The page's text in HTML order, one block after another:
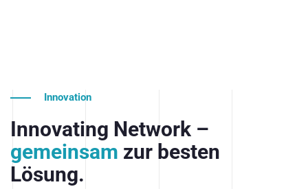
Innovation
Innovating Network –
gemeinsam zur besten
Lösung.